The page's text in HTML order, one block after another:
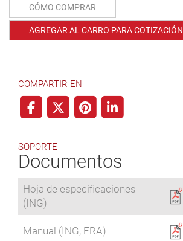
CÓMO COMPRAR
AGREGAR AL CARRO PARA COTIZACIÓN
COMPARTIR EN
SOPORTE
Documentos
Hoja de especificaciones
(ING)
Manual (ING, FRA)